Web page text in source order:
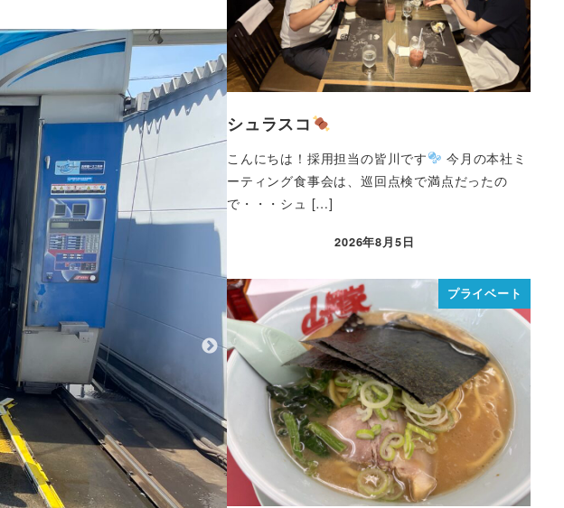
シュラスコ
こんにちは！採用担当の皆川です
今月の本社ミ
ーティング食事会は、巡回点検で満点だったの
で・・・シュ […]
2026年8月5日
プライベート